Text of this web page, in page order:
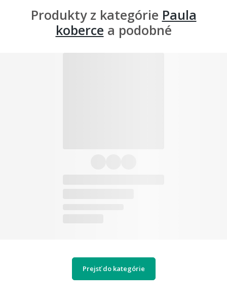
Produkty z kategórie Paula
koberce a podobné
Prejsť do kategórie